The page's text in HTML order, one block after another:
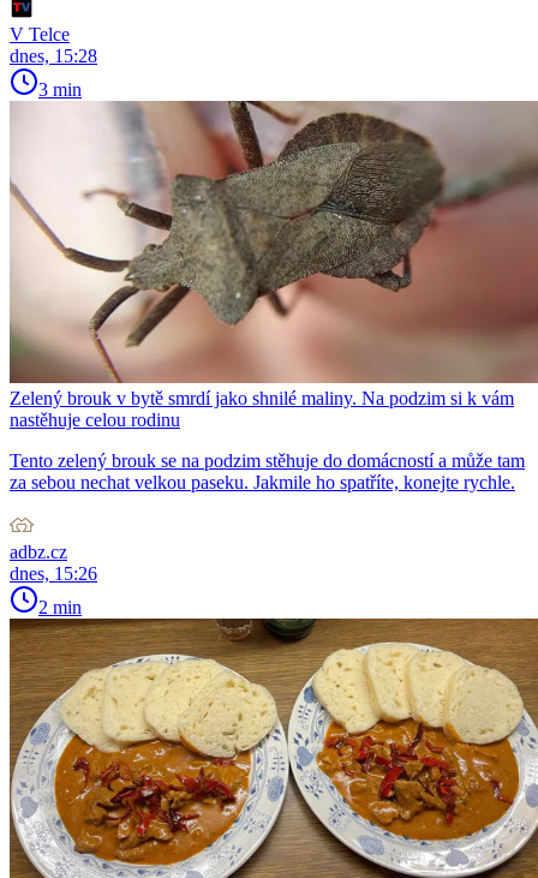
V Telce
dnes, 15:28
3 min
Zelený brouk v bytě smrdí jako shnilé maliny. Na podzim si k vám
nastěhuje celou rodinu
Tento zelený brouk se na podzim stěhuje do domácností a může tam
za sebou nechat velkou paseku. Jakmile ho spatříte, konejte rychle.
adbz.cz
dnes, 15:26
2 min